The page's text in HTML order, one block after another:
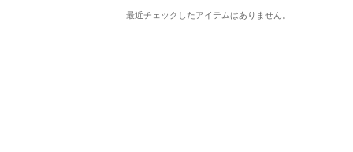
最近チェックしたアイテムはありません。